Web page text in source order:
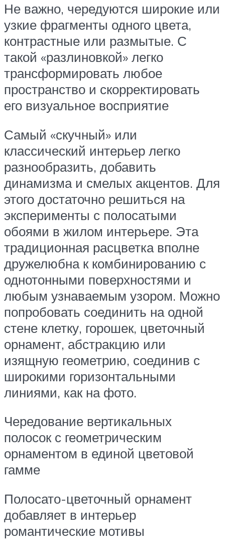
Не важно, чередуются широкие или
узкие фрагменты одного цвета,
контрастные или размытые. С
такой «разлиновкой» легко
трансформировать любое
пространство и скорректировать
его визуальное восприятие
Самый «скучный» или
классический интерьер легко
разнообразить, добавить
динамизма и смелых акцентов. Для
этого достаточно решиться на
эксперименты с полосатыми
обоями в жилом интерьере. Эта
традиционная расцветка вполне
дружелюбна к комбинированию с
однотонными поверхностями и
любым узнаваемым узором. Можно
попробовать соединить на одной
стене клетку, горошек, цветочный
орнамент, абстракцию или
изящную геометрию, соединив с
широкими горизонтальными
линиями, как на фото.
Чередование вертикальных
полосок с геометрическим
орнаментом в единой цветовой
гамме
Полосато-цветочный орнамент
добавляет в интерьер
романтические мотивы